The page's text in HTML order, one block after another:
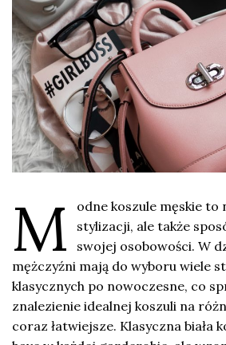
M
odne koszule męskie to
stylizacji, ale także
swojej osobowości. W
mężczyźni mają do wyboru wiele
klasycznych po nowoczesne, co
znalezienie idealnej koszuli na
coraz łatwiejsze. Klasyczna biała